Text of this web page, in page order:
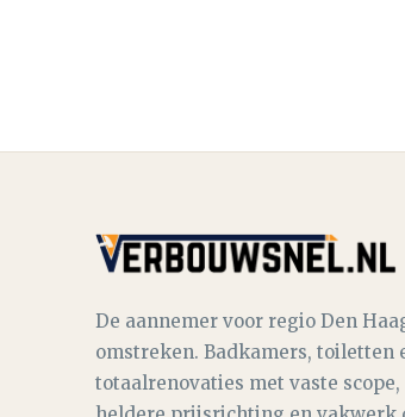
De aannemer voor regio Den
omstreken. Badkamers, toiletten
totaalrenovaties met vaste scope,